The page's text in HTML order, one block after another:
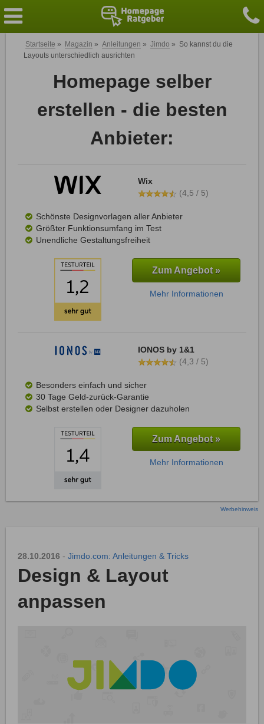
Startseite » Magazin » Anleitungen » Jimdo » So kannst du die
Layouts unterschiedlich ausrichten
Homepage selber
erstellen - die besten
Anbieter:
Wix
(4,5 / 5)
Schönste Designvorlagen aller Anbieter
Größter Funktionsumfang im Test
Unendliche Gestaltungsfreiheit
Zum Angebot »
Mehr Informationen
IONOS by 1&1
(4,3 / 5)
Besonders einfach und sicher
30 Tage Geld-zurück-Garantie
Selbst erstellen oder Designer dazuholen
Zum Angebot »
Mehr Informationen
Werbehinweis
28.10.2016 - Jimdo.com: Anleitungen & Tricks
Design & Layout
anpassen